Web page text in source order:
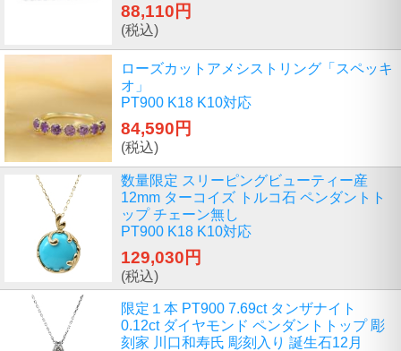
88,110円
(税込)
ローズカットアメシストリング「スペッキ
オ」
PT900 K18 K10対応
84,590円
(税込)
数量限定 スリーピングビューティー産
12mm ターコイズ トルコ石 ペンダントト
ップ チェーン無し
PT900 K18 K10対応
129,030円
(税込)
限定１本 PT900 7.69ct タンザナイト
0.12ct ダイヤモンド ペンダントトップ 彫
刻家 川口和寿氏 彫刻入り 誕生石12月